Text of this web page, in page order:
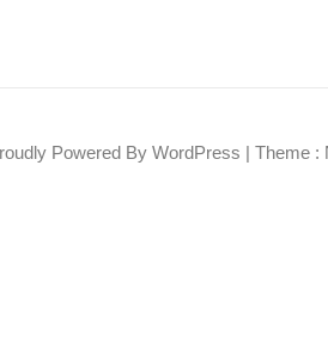
Powered By WordPress | Theme :